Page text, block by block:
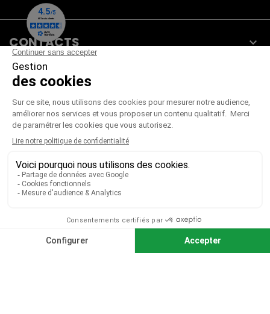
CONTACTS 
PRODUITS
NOTRE SOCIÉTÉ
VOTRE COMPTE 
CGV|CGU|Mentions légales
Paiement sécurisé
Télécharger notre catalogue
Télécharger le bon de commande